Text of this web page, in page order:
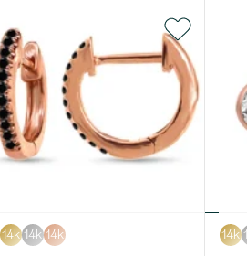
14k 14k 14k 14k